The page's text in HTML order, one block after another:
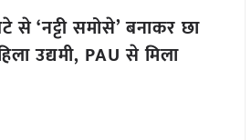
‘नट्टी समोसे’ बनाकर छा
उद्यमी, PAU से मिला